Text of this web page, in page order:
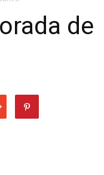
de